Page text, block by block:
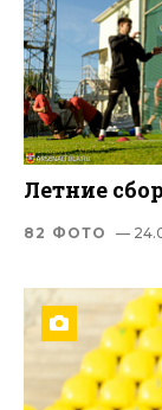
Летние
82 ФОТО —